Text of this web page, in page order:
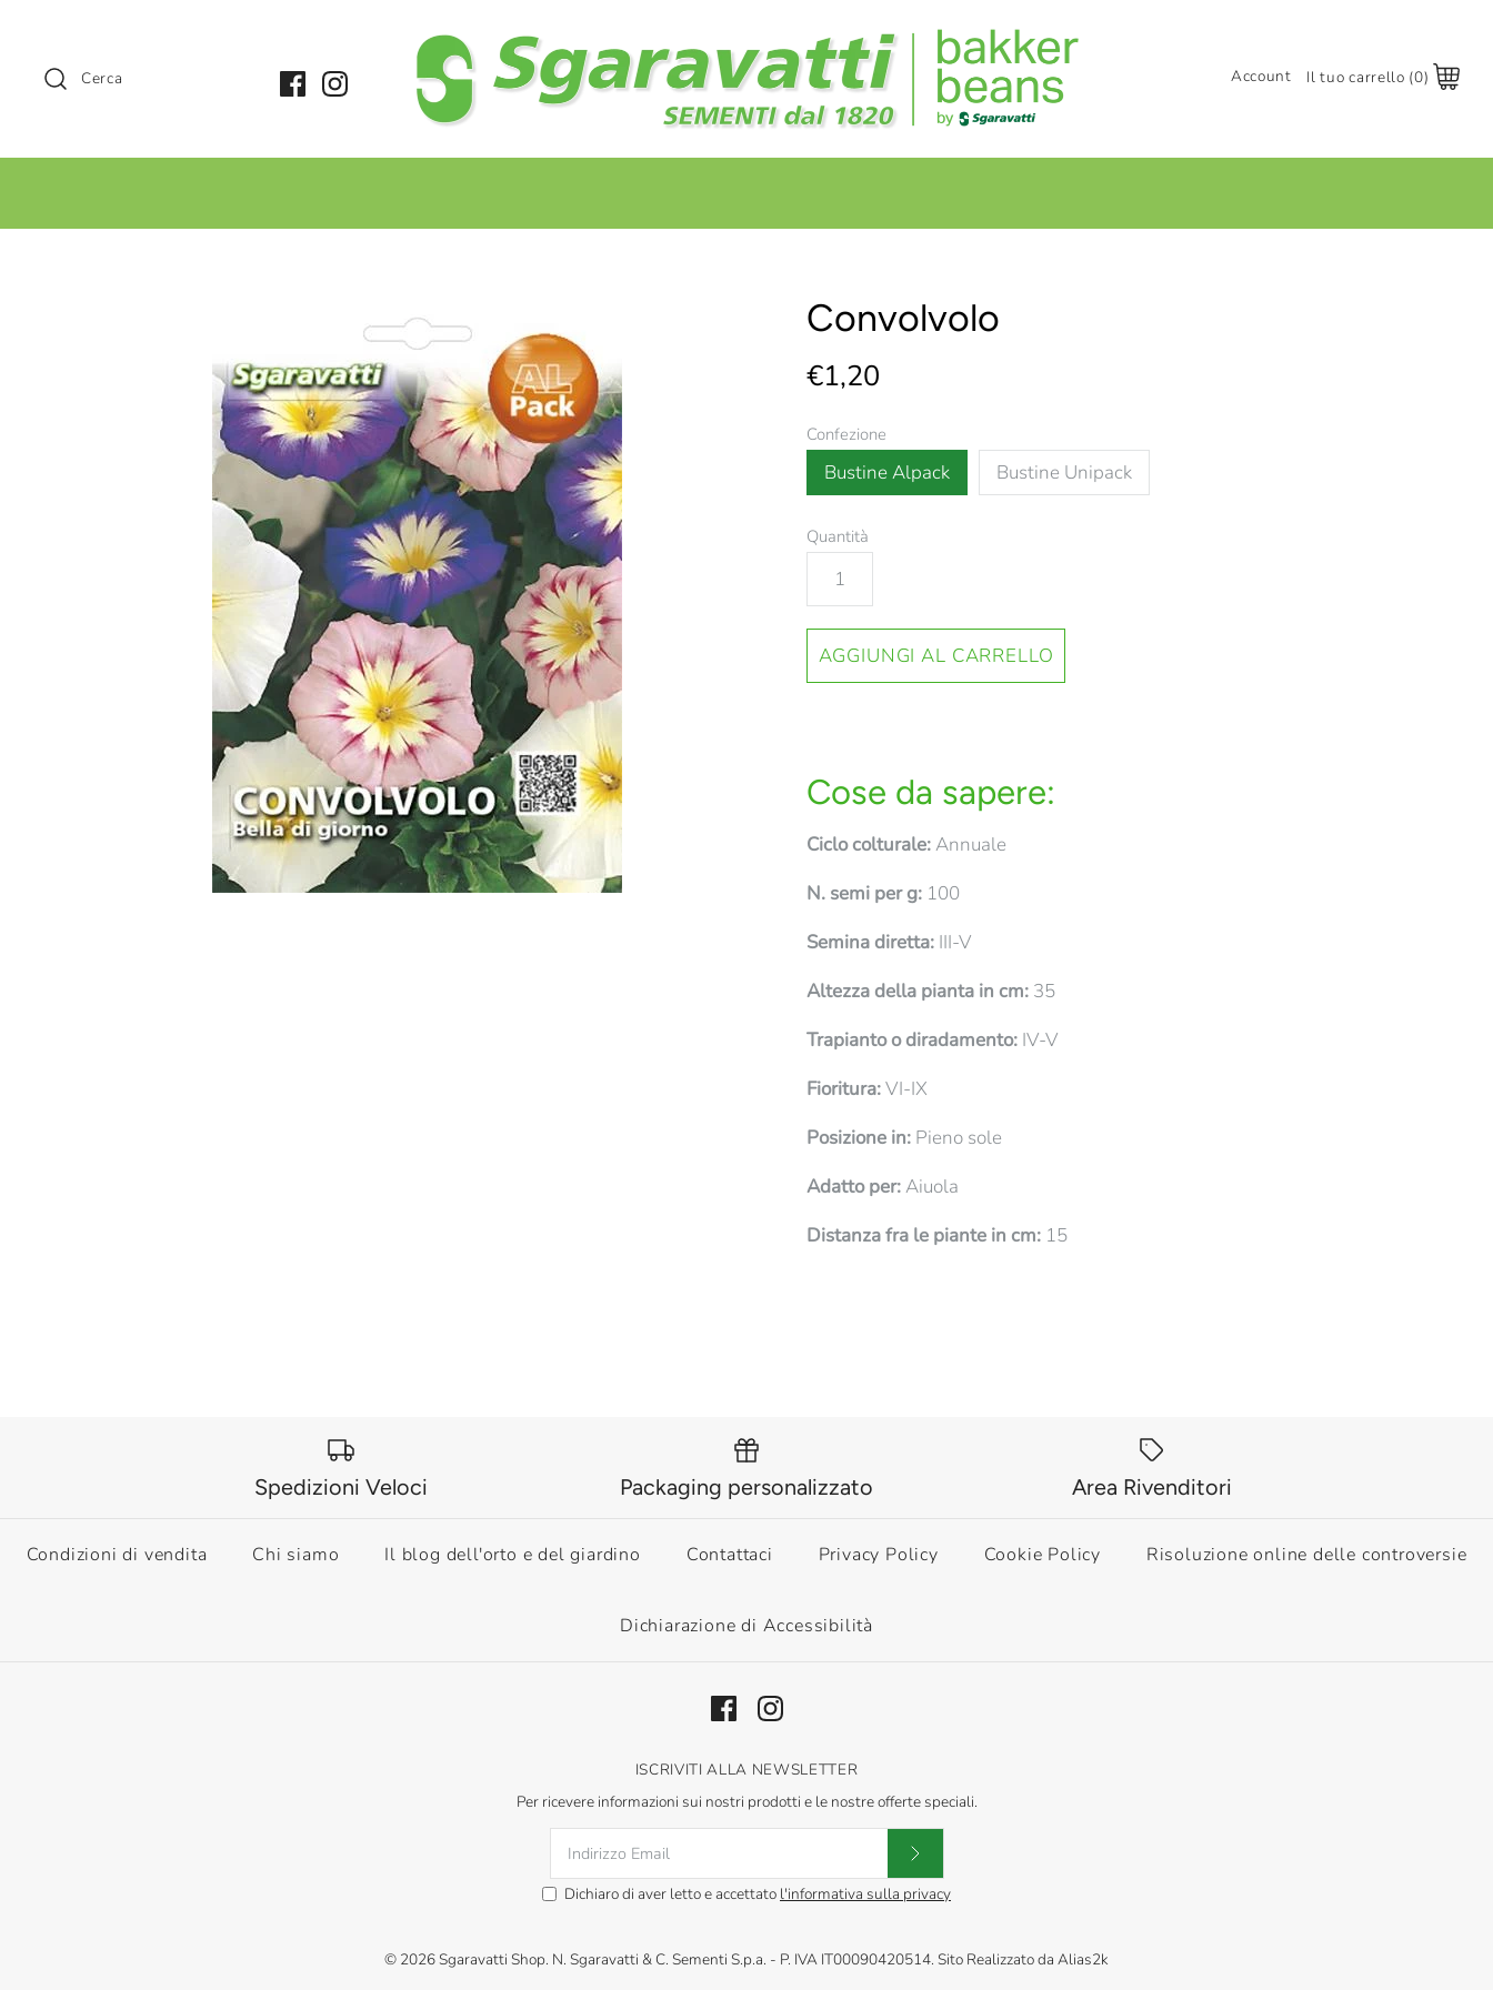
Cerca Account
Registrati
Il tuo carrello (0)
Convolvolo
€1,20
Confezione
Bustine Alpack Bustine Unipack
Quantità
Cose da sapere:
Ciclo colturale:Annuale
N. semi per g: 100
Semina diretta: III-V
Altezza della pianta in cm: 35
Trapianto o diradamento: IV-V
Fioritura:VI-IX
Posizione in: Pieno sole
Adatto per:Aiuola
Distanza fra le piante in cm: 15
Spedizioni Veloci Packaging personalizzato Area Rivenditori
Condizioni di vendita Chi siamo Il blog dell'orto e del giardino Contattaci Privacy Policy Cookie Policy Risoluzione online delle controversie
Dichiarazione di Accessibilità
ISCRIVITI ALLA NEWSLETTER
Per ricevere informazioni sui nostri prodotti e le nostre offerte speciali.
Dichiaro di aver letto e accettato l'informativa sulla privacy
© 2026Sgaravatti Shop. N. Sgaravatti & C. Sementi S.p.a. - P. IVA IT00090420514. Sito Realizzato da Alias2k